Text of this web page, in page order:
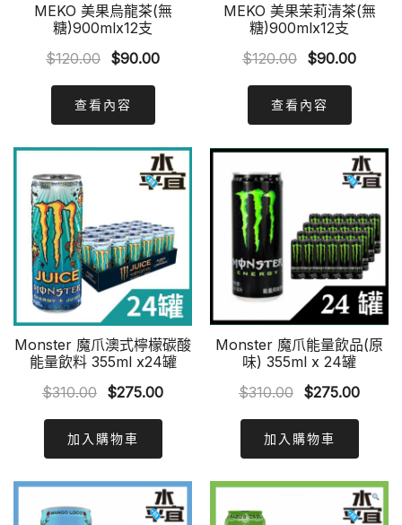
MEKO 美果烏龍茶(無
糖)900mlx12支
$120.00 Original
was:
$120.00.
$90.00Current
查看內容
MEKO 美果茉莉清茶(無
糖)900mlx12支
$120.00 Original
was:
$120.00.
$90.00
查看內容
Monster 魔爪澳式檸檬碳酸
能量飲料 355ml x24罐
$310.00 Original
was:
$310.00.
$275.00Current
加入購物車
Monster 魔爪能量飲品(原
味) 355ml x 24罐
$310.00 Original
was:
$310.00.
$275.00
加入購物車